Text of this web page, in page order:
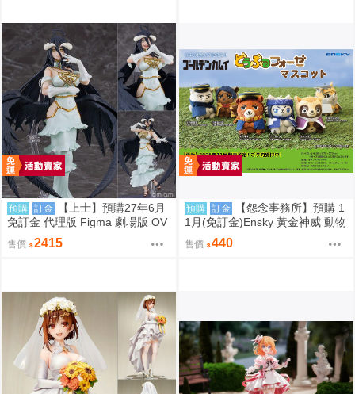
預購 訂金
【上士】預購27年6月
免訂金 代理版 Figma 劇場版 OV
ERLORD 聖王國篇 雅兒貝德 0
售價 2415
預購 訂金
【怨念事務所】預購 1
1月(免訂金)Ensky 黃金神威 動物
模樣坐姿娃吊飾 布偶 第1彈 6款
分售 三次再販 0816
售價 440